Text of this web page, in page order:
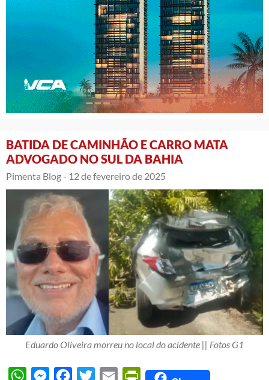
BATIDA DE CAMINHÃO E CARRO MATA
ADVOGADO NO SUL DA BAHIA
Pimenta Blog - 12 de fevereiro de 2025
Eduardo Oliveira morreu no local do acidente || Fotos G1
WhatsAppMessengerFacebook
Twitter Email PrintFriendly